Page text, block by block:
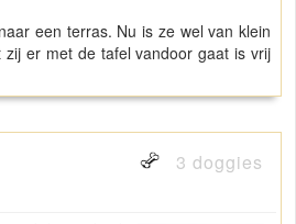
een terras. Nu is ze wel van klein
er met de tafel vandoor gaat is vrij
3 doggies